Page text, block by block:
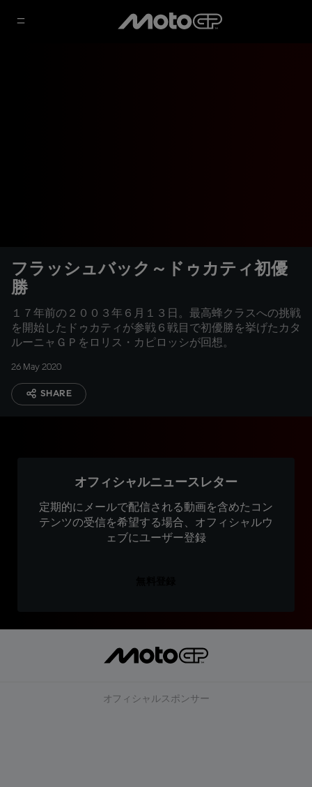
フラッシュバック～ドゥカティ初優
勝
１７年前の２００３年６月１３日。最高蜂クラスへの挑戦
を開始したドゥカティが参戦６戦目で初優勝を挙げたカタ
ルーニャＧＰをロリス・カピロッシが回想。
26 May 2020
SHARE
オフィシャルニュースレター
定期的にメールで配信される動画を含めたコン
テンツの受信を希望する場合、オフィシャルウ
ェブにユーザー登録
オフィシャルスポンサー